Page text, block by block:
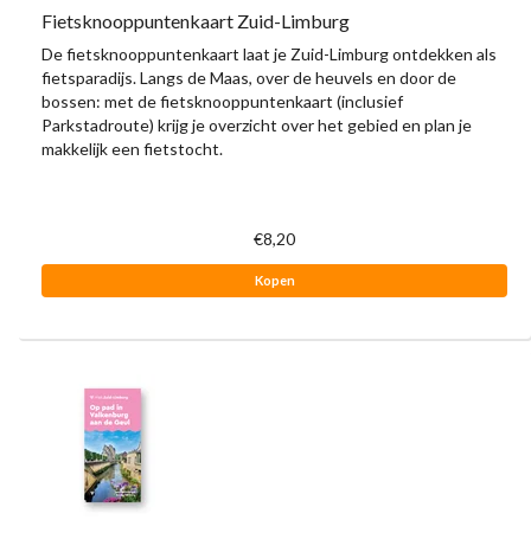
Fietsknooppuntenkaart Zuid-Limburg
De fietsknooppuntenkaart laat je Zuid-Limburg ontdekken als
fietsparadijs. Langs de Maas, over de heuvels en door de
bossen: met de fietsknooppuntenkaart (inclusief
Parkstadroute) krijg je overzicht over het gebied en plan je
makkelijk een fietstocht.
€8,20
Kopen